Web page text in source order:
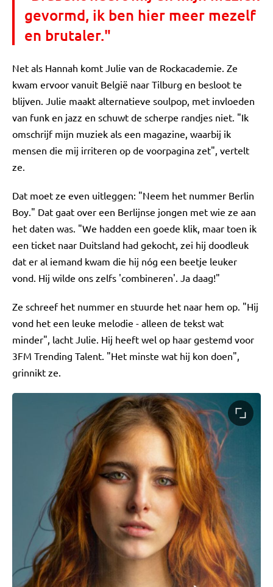
gevormd, ik ben hier meer mezelf
en brutaler."
Net als Hannah komt Julie van de Rockacademie. Ze
kwam ervoor vanuit België naar Tilburg en besloot te
blijven. Julie maakt alternatieve soulpop, met invloeden
van funk en jazz en schuwt de scherpe randjes niet. "Ik
omschrijf mijn muziek als een magazine, waarbij ik
mensen die mij irriteren op de voorpagina zet", vertelt
ze.
Dat moet ze even uitleggen: "Neem het nummer Berlin
Boy." Dat gaat over een Berlijnse jongen met wie ze aan
het daten was. "We hadden een goede klik, maar toen ik
een ticket naar Duitsland had gekocht, zei hij doodleuk
dat er al iemand kwam die hij nóg een beetje leuker
vond. Hij wilde ons zelfs 'combineren'. Ja daag!"
Ze schreef het nummer en stuurde het naar hem op. "Hij
vond het een leuke melodie - alleen de tekst wat
minder", lacht Julie. Hij heeft wel op haar gestemd voor
3FM Trending Talent. "Het minste wat hij kon doen",
grinnikt ze.